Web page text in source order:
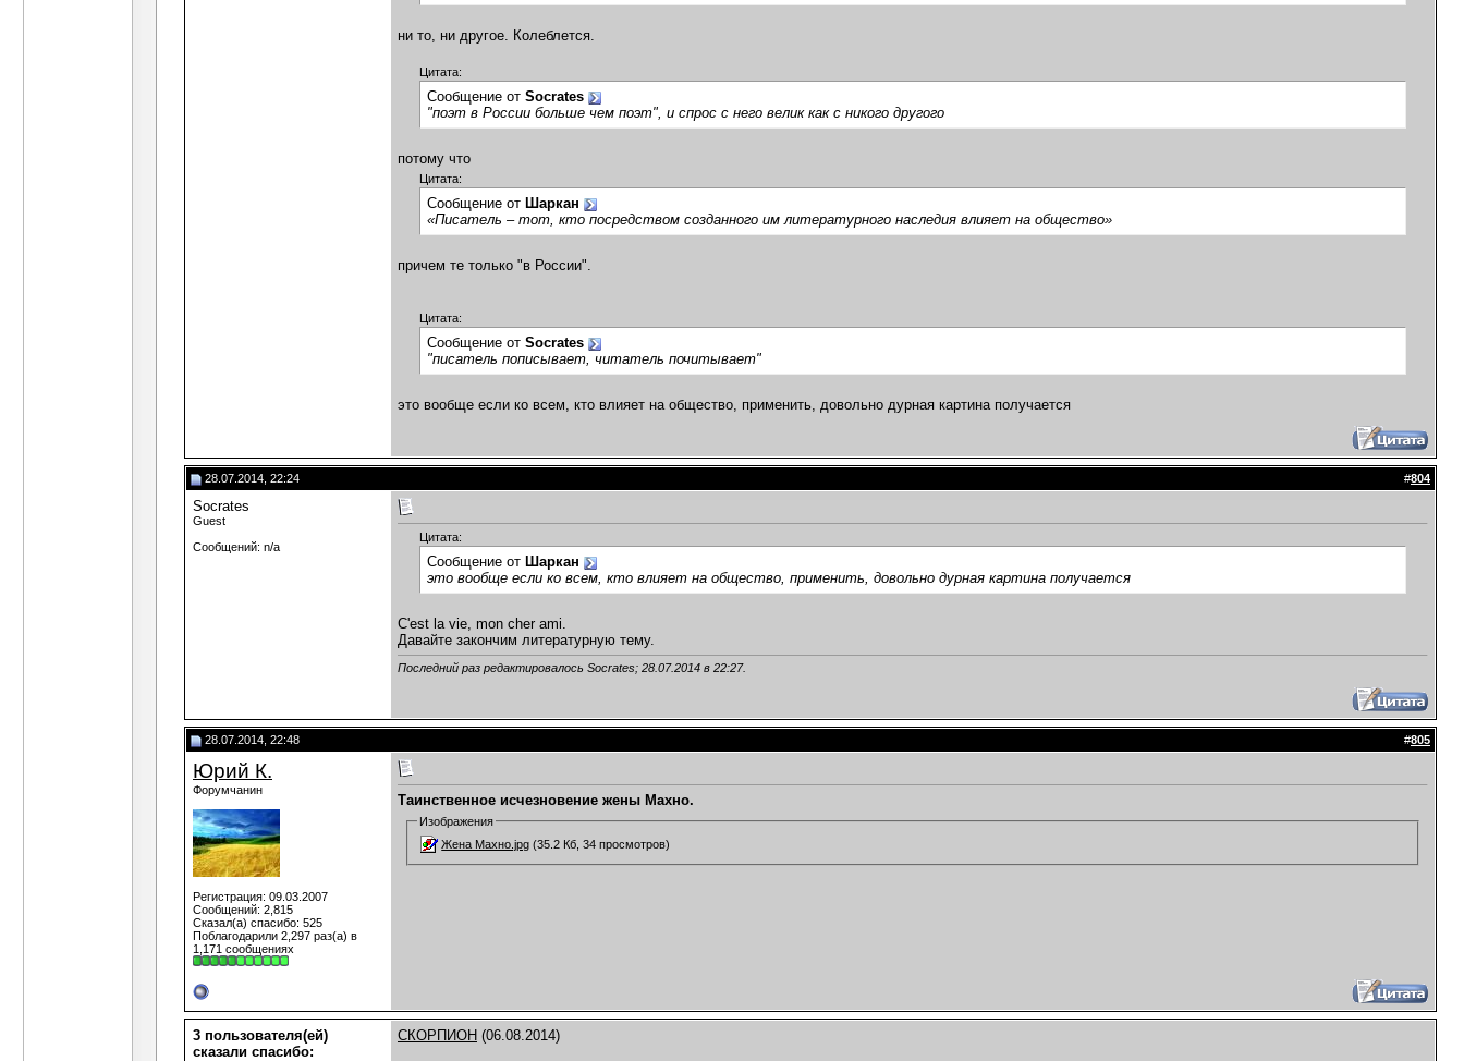
ни то, ни другое. Колеблется.
Цитата:
Сообщение от Socrates
"поэт в России больше чем поэт", и спрос с него велик как с никого другого
потому что
Цитата:
Сообщение от Шаркан
«Писатель – тот, кто посредством созданного им литературного наследия влияет на общество»
причем те только "в России".
Цитата:
Сообщение от Socrates
"писатель пописывает, читатель почитывает"
это вообще если ко всем, кто влияет на общество, применить, довольно дурная картина получается
28.07.2014, 22:24 #804
Socrates
Guest
Сообщений: n/a
Цитата:
Сообщение от Шаркан
это вообще если ко всем, кто влияет на общество, применить, довольно дурная картина получается
C'est la vie, mon cher ami.
Давайте закончим литературную тему.
Последний раз редактировалось Socrates; 28.07.2014 в 22:27.
28.07.2014, 22:48 #805
Юрий К.
Форумчанин
Регистрация: 09.03.2007
Сообщений: 2,815
Сказал(а) спасибо: 525
Поблагодарили 2,297 раз(а) в
1,171 сообщениях
Таинственное исчезновение жены Махно.
Изображения
Жена Махно.jpg (35.2 Кб, 34 просмотров)
3 пользователя(ей)
сказали cпасибо:
СКОРПИОН (06.08.2014)